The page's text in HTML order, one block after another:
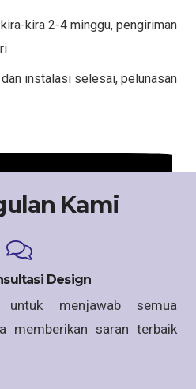
kira 2-4 minggu, pengiriman
instalasi selesai, pelunasan
Kami
Design
untuk menjawab semua
memberikan saran terbaik